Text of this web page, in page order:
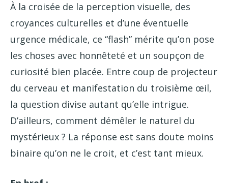
À la croisée de la perception visuelle, des
croyances culturelles et d’une éventuelle
urgence médicale, ce “flash” mérite qu’on pose
les choses avec honnêteté et un soupçon de
curiosité bien placée. Entre coup de projecteur
du cerveau et manifestation du troisième œil,
la question divise autant qu’elle intrigue.
D’ailleurs, comment démêler le naturel du
mystérieux ? La réponse est sans doute moins
binaire qu’on ne le croit, et c’est tant mieux.